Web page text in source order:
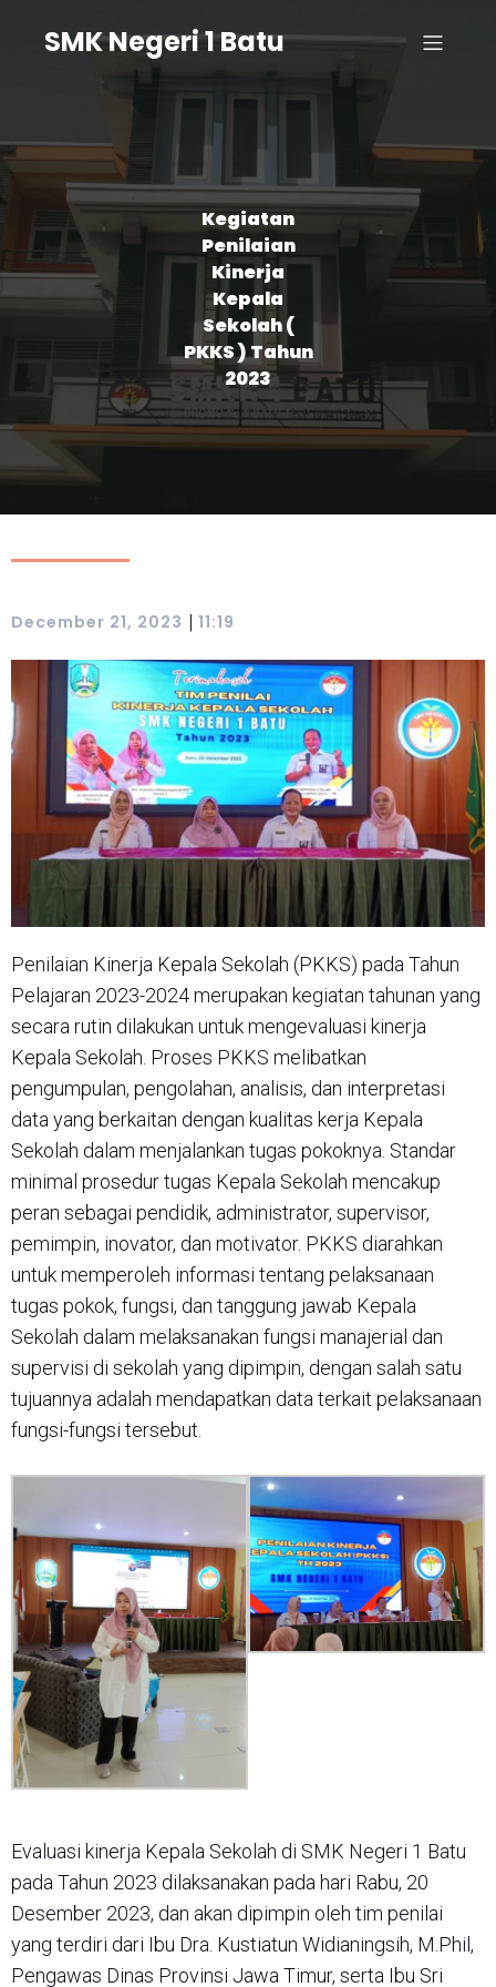
SMK Negeri 1 Batu
Kegiatan
Penilaian
Kinerja
Kepala
Sekolah (
PKKS ) Tahun
2023
December 21, 2023 | 11:19
Penilaian Kinerja Kepala Sekolah (PKKS) pada Tahun
Pelajaran 2023-2024 merupakan kegiatan tahunan yang
secara rutin dilakukan untuk mengevaluasi kinerja
Kepala Sekolah. Proses PKKS melibatkan
pengumpulan, pengolahan, analisis, dan interpretasi
data yang berkaitan dengan kualitas kerja Kepala
Sekolah dalam menjalankan tugas pokoknya. Standar
minimal prosedur tugas Kepala Sekolah mencakup
peran sebagai pendidik, administrator, supervisor,
pemimpin, inovator, dan motivator. PKKS diarahkan
untuk memperoleh informasi tentang pelaksanaan
tugas pokok, fungsi, dan tanggung jawab Kepala
Sekolah dalam melaksanakan fungsi manajerial dan
supervisi di sekolah yang dipimpin, dengan salah satu
tujuannya adalah mendapatkan data terkait pelaksanaan
fungsi-fungsi tersebut.
Evaluasi kinerja Kepala Sekolah di SMK Negeri 1 Batu
pada Tahun 2023 dilaksanakan pada hari Rabu, 20
Desember 2023, dan akan dipimpin oleh tim penilai
yang terdiri dari Ibu Dra. Kustiatun Widianingsih, M.Phil,
Pengawas Dinas Provinsi Jawa Timur, serta Ibu Sri